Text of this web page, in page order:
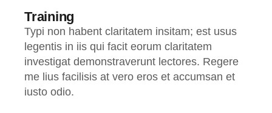
Training
Typi non habent claritatem insitam; est usus
legentis in iis qui facit eorum claritatem
investigat demonstraverunt lectores. Regere
me lius facilisis at vero eros et accumsan et
iusto odio.